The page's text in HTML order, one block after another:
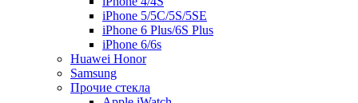
iPhone 5/5C/5S/5SE
iPhone 6 Plus/6S Plus
iPhone 6/6s
Huawei Honor
Samsung
Прочие стекла